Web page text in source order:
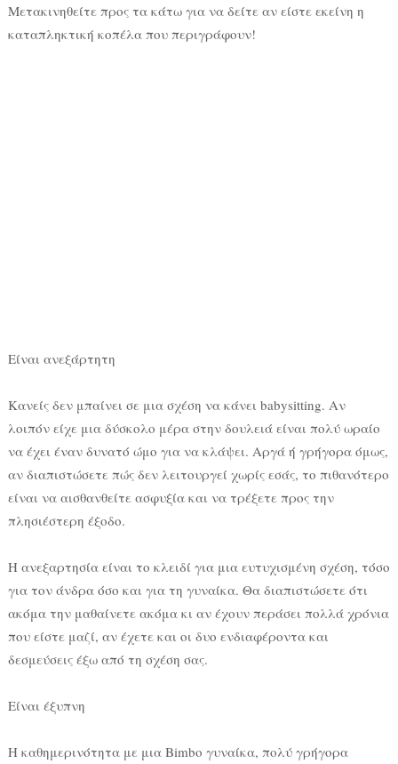
Μετακινηθείτε προς τα κάτω για να δείτε αν είστε εκείνη η
καταπληκτική κοπέλα που περιγράφουν!
Είναι ανεξάρτητη
Κανείς δεν μπαίνει σε μια σχέση να κάνει babysitting. Αν
λοιπόν είχε μια δύσκολο μέρα στην δουλειά είναι πολύ ωραίο
να έχει έναν δυνατό ώμο για να κλάψει. Αργά ή γρήγορα όμως,
αν διαπιστώσετε πώς δεν λειτουργεί χωρίς εσάς, το πιθανότερο
είναι να αισθανθείτε ασφυξία και να τρέξετε προς την
πλησιέστερη έξοδο.
Η ανεξαρτησία είναι το κλειδί για μια ευτυχισμένη σχέση, τόσο
για τον άνδρα όσο και για τη γυναίκα. Θα διαπιστώσετε ότι
ακόμα την μαθαίνετε ακόμα κι αν έχουν περάσει πολλά χρόνια
που είστε μαζί, αν έχετε και οι δυο ενδιαφέροντα και
δεσμεύσεις έξω από τη σχέση σας.
Είναι έξυπνη
Η καθημερινότητα με μια Bimbo γυναίκα, πολύ γρήγορα